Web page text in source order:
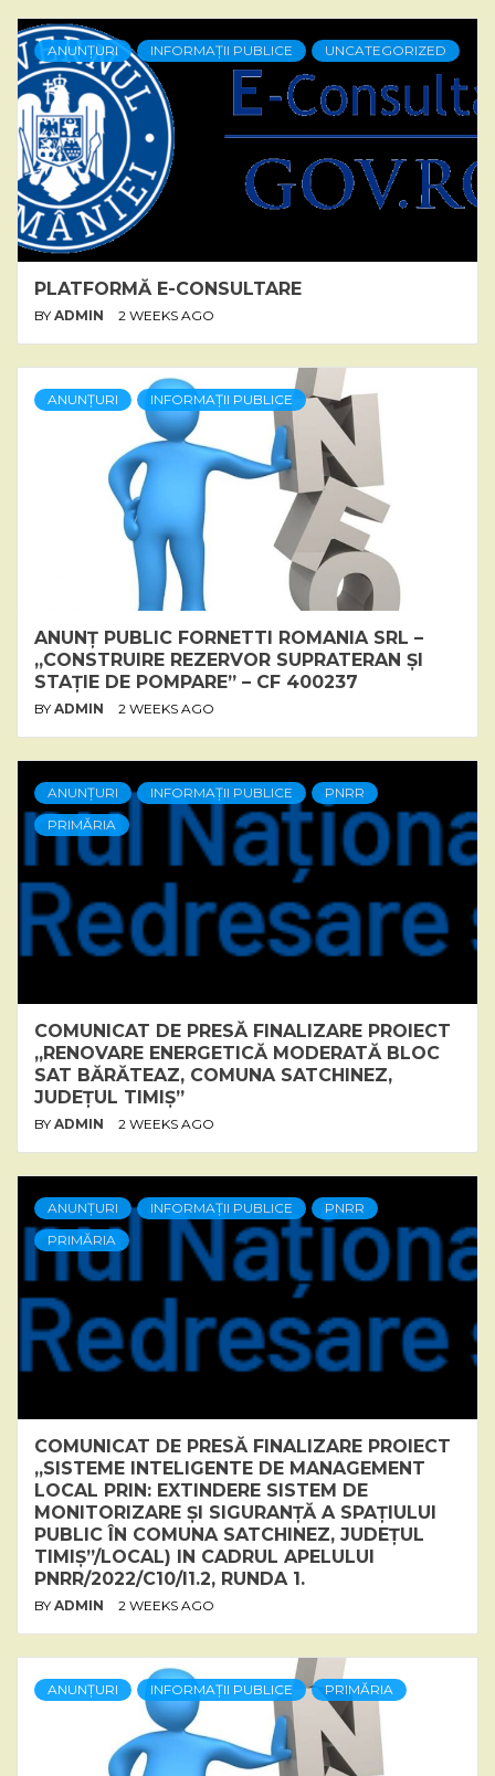
ANUNȚURI INFORMAȚII PUBLICE UNCATEGORIZED
PLATFORMĂ E-CONSULTARE
BY ADMIN 2 WEEKS AGO
ANUNȚURI INFORMAȚII PUBLICE
ANUNȚ PUBLIC FORNETTI ROMANIA SRL –
„CONSTRUIRE REZERVOR SUPRATERAN ȘI
STAȚIE DE POMPARE” – CF 400237
BY ADMIN 2 WEEKS AGO
ANUNȚURI INFORMAȚII PUBLICE
PNRR
PRIMĂRIA
COMUNICAT DE PRESĂ FINALIZARE PROIECT
„RENOVARE ENERGETICĂ MODERATĂ BLOC
SAT BĂRĂTEAZ, COMUNA SATCHINEZ,
JUDEȚUL TIMIȘ”
BY ADMIN 2 WEEKS AGO
ANUNȚURI INFORMAȚII PUBLICE
PNRR
PRIMĂRIA
COMUNICAT DE PRESĂ FINALIZARE PROIECT
„SISTEME INTELIGENTE DE MANAGEMENT
LOCAL PRIN: EXTINDERE SISTEM DE
MONITORIZARE ȘI SIGURANȚĂ A SPAȚIULUI
PUBLIC ÎN COMUNA SATCHINEZ, JUDEȚUL
TIMIȘ”/LOCAL) IN CADRUL APELULUI
PNRR/2022/C10/I1.2, RUNDA 1.
BY ADMIN 2 WEEKS AGO
ANUNȚURI INFORMAȚII PUBLICE PRIMĂRIA